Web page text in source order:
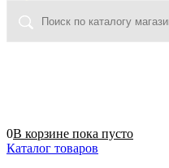
0В корзине пока пусто
Каталог товаров